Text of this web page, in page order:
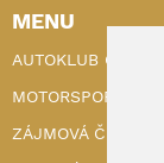
MENU
AUTOKLUB ČR
MOTORSPORT
ZÁJMOVÁ ČINNOST